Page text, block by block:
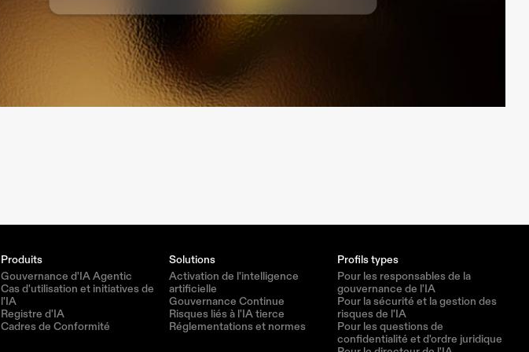
Produits
Gouvernance d'IA Agentic
Cas d'utilisation et initiatives de
l'IA
Registre d'IA
Cadres de Conformité
Solutions
Activation de l'intelligence
artificielle
Gouvernance Continue
Risques liés à l'IA tierce
Réglementations et normes
Profils types
Pour les responsables de la
gouvernance de l'IA
Pour la sécurité et la gestion des
risques de l'IA
Pour les questions de
confidentialité et d'ordre juridique